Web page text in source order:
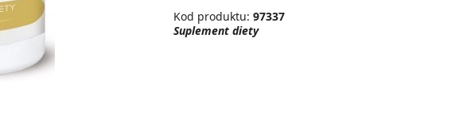
stosowania.
Kod produktu: 97337
Suplement diety